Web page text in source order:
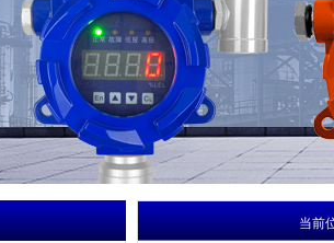
当前